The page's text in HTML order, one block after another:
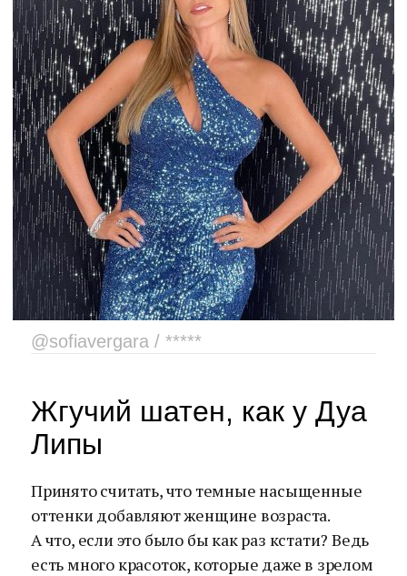
@sofiavergara / *****
Жгучий шатен, как у Дуа
Липы
Принято считать, что темные насыщенные
оттенки добавляют женщине возраста.
А что, если это было бы как раз кстати? Ведь
есть много красоток, которые даже в зрелом